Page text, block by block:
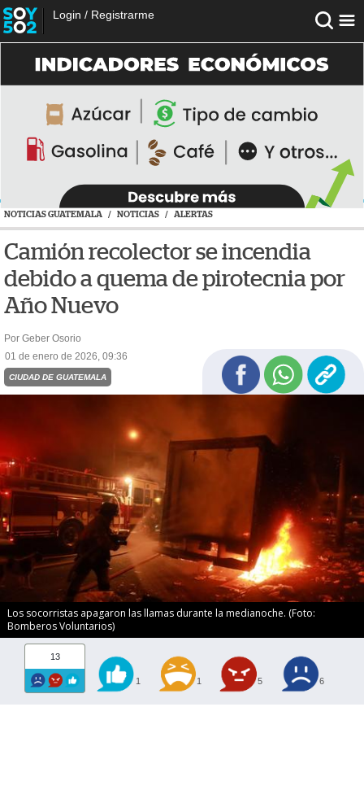
Login / Registrarme
NOTICIAS GUATEMALA / NOTICIAS / ALERTAS
Camión recolector se incendia
debido a quema de pirotecnia por
Año Nuevo
Por Geber Osorio
01 de enero de 2026, 09:36
CIUDAD DE GUATEMALA
Los socorristas apagaron las llamas durante la medianoche. (Foto:
Bomberos Voluntarios)
13
1 1 5 6